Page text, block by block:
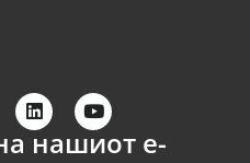
нашиот е-